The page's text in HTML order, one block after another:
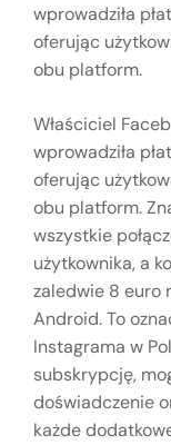
wprowadziła
oferując
obu platform.
Właściciel
wprowadziła
oferując
obu platform.
wszystkie
użytkownika, a
zaledwie 8 euro
Android. To
Instagrama w
subskrypcję,
doświadczenie
każde